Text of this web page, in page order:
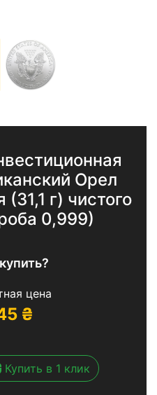
Орел
(31,1 г) чистого
0,999)
цена
₴
Купить в 1 клик